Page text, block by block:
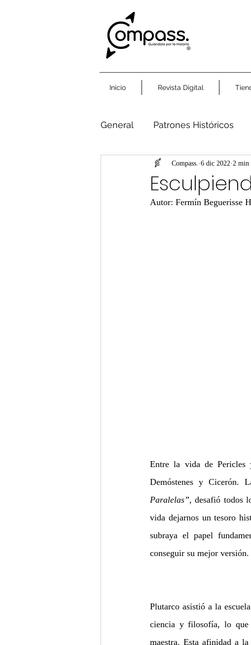
Inicio Revista Digital
General Patrones Históricos
Humanidad Común Libre
Compass. 6 dic 2022 2 min
Autor: Fermín Beguerisse
Entre la vida de
Demóstenes y Cicerón.
Paralelas”, desafió todos
vida dejarnos un tesoro
subraya el papel
conseguir su mejor
Plutarco asistió a la
ciencia y filosofía, lo
maestra. Esta afinidad a